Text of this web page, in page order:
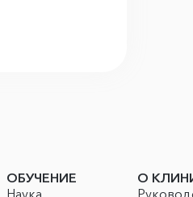
ОБУЧЕНИЕ
Наука
О